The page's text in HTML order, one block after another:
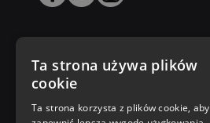
Zakupy u nas
Ta strona używa plików
cookie
Ta strona korzysta z plików cookie, aby